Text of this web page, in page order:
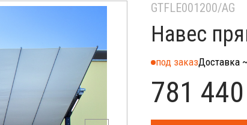
GTFLE001200/AG
Навес
под заказДоставка
781 440